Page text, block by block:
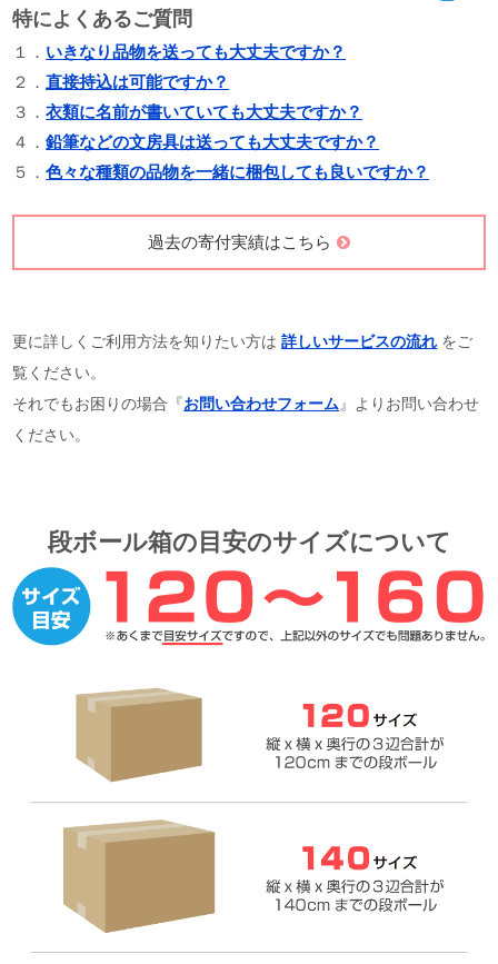
特によくあるご質問
１． いきなり品物を送っても大丈夫ですか？
２．直接持込は可能ですか？
３．衣類に名前が書いていても大丈夫ですか？
４．鉛筆などの文房具は送っても大丈夫ですか？
５．色々な種類の品物を一緒に梱包しても良いですか？
過去の寄付実績はこちら
更に詳しくご利用方法を知りたい方は詳しいサービスの流れ をご
覧ください。
それでもお困りの場合『お問い合わせフォーム』よりお問い合わせ
ください。
段ボール箱の目安のサイズについて